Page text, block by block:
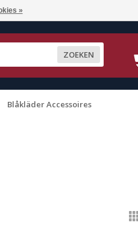
ZOEKEN
Blåkläder Accessoires
»